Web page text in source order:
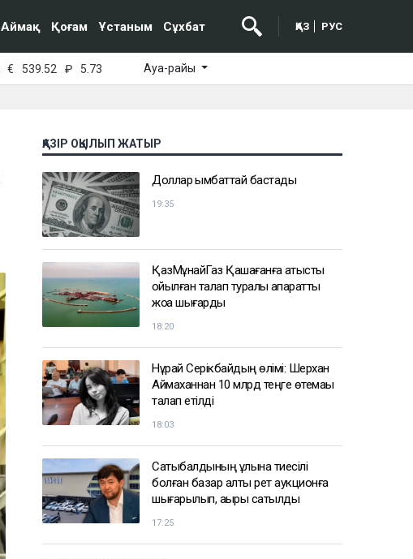
Аймақ Қоғам Ұстаным Сұхбат ҚАЗ РУС
€ 539.52 ₽ 5.73 Ауа-райы
ҚАЗІР ОҚЫЛЫП ЖАТЫР
Доллар қымбаттай бастады
19:35
ҚазМұнайГаз Қашағанға қатысты
қойылған талап туралы ақпаратты
жоққа шығарды
18:20
Нұрай Серікбайдың өлімі: Шерхан
Аймаханнан 10 млрд теңге өтемақы
талап етілді
18:03
Сатыбалдының ұлына тиесілі
болған базар алты рет аукционға
шығарылып, ақыры сатылды
17:25